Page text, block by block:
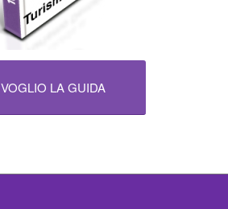
VOGLIO LA GUIDA